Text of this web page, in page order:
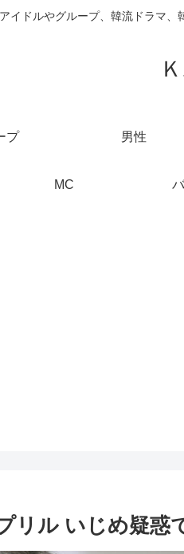
イドルやグループ、韓流ドラマ
プ 男性
MC
リル いじめ疑惑